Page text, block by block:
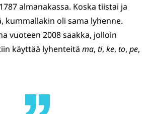
almanakassa. Koska tiistai ja
kummallakin oli sama lyhenne.
vuoteen 2008 saakka, jolloin
käyttää lyhenteitä ma, ti, ke, to, pe,